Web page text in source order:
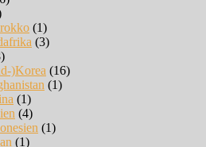
(1)
(3)
)Korea (16)
(1)
(1)
(4)
(1)
(1)